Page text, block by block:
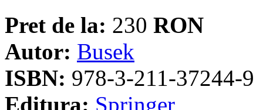
Pret de la: 230 RON
Autor: Busek
ISBN: 978-3-211-37244-9
Editura: Springer